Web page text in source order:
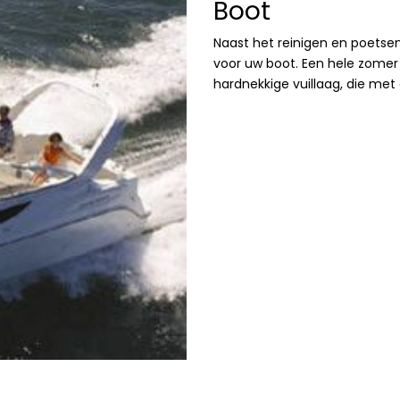
Boot
Naast het reinigen en
voor uw boot. Een hele
hardnekkige vuillaag, die